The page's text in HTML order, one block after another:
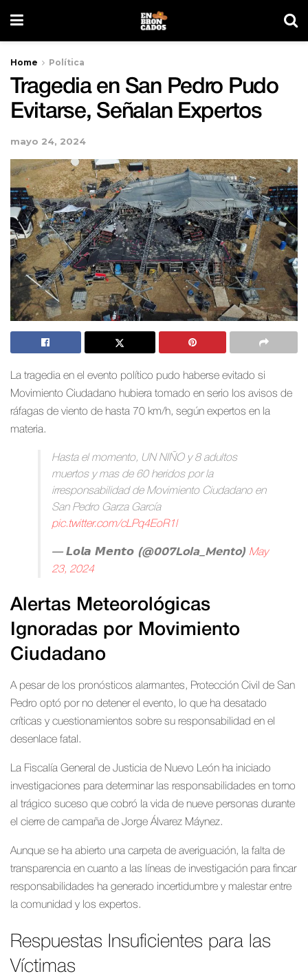
Home Política
Tragedia en San Pedro Pudo
Evitarse, Señalan Expertos
mayo 24, 2024
La tragedia en el evento político pudo haberse evitado si
Movimiento Ciudadano hubiera tomado en serio los avisos de
ráfagas de viento de hasta 70 km/h, según expertos en la
materia.
Hasta el momento, UN NIÑO y 8 adultos
muertos y mas de 60 heridos por la
irresponsabilidad de Movimiento Ciudadano en
San Pedro Garza García
pic.twitter.com/cLPq4EoR1l
— 𝙇𝙤𝙡𝙖 𝙈𝙚𝙣𝙩𝙤 (@007Lola_Mento) May
23, 2024
Alertas Meteorológicas
Ignoradas por Movimiento
Ciudadano
A pesar de los pronósticos alarmantes, Protección Civil de San
Pedro optó por no detener el evento, lo que ha desatado
críticas y cuestionamientos sobre su responsabilidad en el
desenlace fatal.
La Fiscalía General de Justicia de Nuevo León ha iniciado
investigaciones para determinar las responsabilidades en torno
al trágico suceso que cobró la vida de nueve personas durante
el cierre de campaña de Jorge Álvarez Máynez.
Aunque se ha abierto una carpeta de averiguación, la falta de
transparencia en cuanto a las líneas de investigación para fincar
responsabilidades ha generado incertidumbre y malestar entre
la comunidad y los expertos.
Respuestas Insuficientes para las
Víctimas